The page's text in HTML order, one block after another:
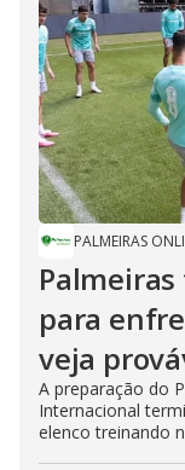
PALMEIRAS
para
veja
A preparação do
Internacional
elenco treinando